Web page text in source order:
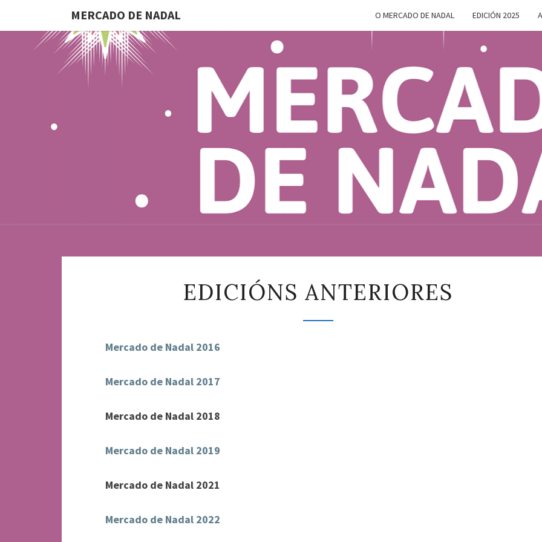
MERCADO DE NADAL O MERCADO DE NADAL EDICIÓN 2025
Do 28 De
Novembro
Ao 5 De
Xaneiro En
Compostela
ANTERIORES
EDICIÓNS ANTERIORES
Mercado de Nadal 2016
Mercado de Nadal 2017
Mercado de Nadal 2018
Mercado de Nadal 2019
Mercado de Nadal 2021
Mercado de Nadal 2022